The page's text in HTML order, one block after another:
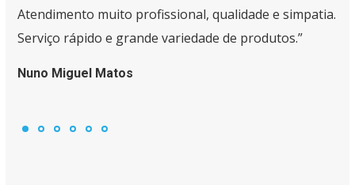
Atendimento muito profissional, qualidade e simpatia.
Serviço rápido e grande variedade de produtos.”
Nuno Miguel Matos